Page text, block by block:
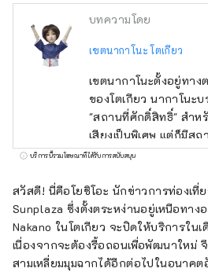
บทความโดย
เขตนากาโนะ โตเกียว
เขตนากาโนะตั้งอยู่ทาง
ของโตเกียว นากาโนะบ
"สถานที่ศักดิ์สิทธิ์" สำห
เสียงเป็นพิเศษ แต่ก็มีส
มากมาย เช่น ศาลเจ้าเ
ปรับปรุงใหม่ ซึ่งว่ากันว่
และในขณะที่เมืองกำลัง
เปลี่ยนแปลง เมืองนากา
ถนนช้อปปิ้งที่คึกคักซึ่งเ
เก่า ความหลากหลายขอ
บริการนี้รวมโฆษณาที่ได้รับการสนับสนุน
สวัสดี! นี่คือโยชิโอะ นักข่าวการท่องเที่ย
Sunplaza ซึ่งตั้งตระหง่านอยู่เหนือทาง
Nakano ในโตเกียว จะปิดให้บริการใน
เนื่องจากจะต้องรื้อถอนเพื่อพัฒนาใหม่
สามเหลี่ยมมุมฉากได้อีกต่อไปในอนาคต